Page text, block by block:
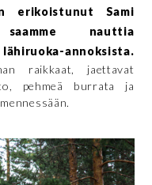
erikoistunut Sami
nauttia
annoksista.
raikkaat, jaettavat
pehmeä burrata ja